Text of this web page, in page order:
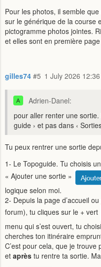
Pour les photos, il semble
sur le générique de la course
pictogramme photos jointes.
et elles sont en première page
gilles74 1 July 2026 12:36
#5
Adrien-Danel:
pour aller renter une
guide › et pas dans ‹
Tu peux rentrer une sortie
1- Le Topoguide. Tu choisis
« Ajouter une sortie »
logique selon moi.
2- Depuis la page d’accueil
forum), tu cliques sur le + vert
menu qui s’est ouvert, tu
cherches ton itinéraire
C’est pour cela, que je trouve
et après tu rentre ta sortie.